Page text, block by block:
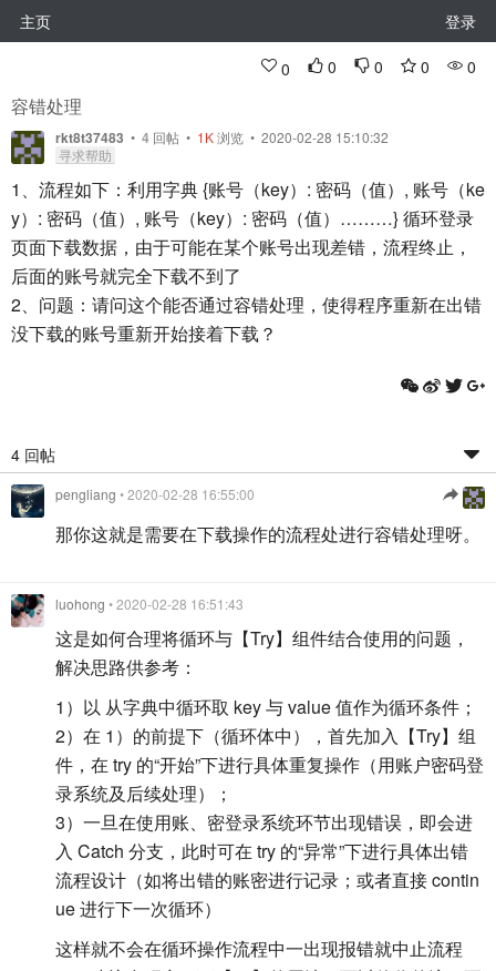
主页 登录
0 0 0 0 0
容错处理
rkt8t37483 • 4 回帖 • 1K浏览 • 2020-02-28 15:10:32
寻求帮助
1、流程如下：利用字典 {账号（key）: 密码（值）, 账号（ke
y）: 密码（值）, 账号（key）: 密码（值）………} 循环登录
页面下载数据，由于可能在某个账号出现差错，流程终止，
后面的账号就完全下载不到了
2、问题：请问这个能否通过容错处理，使得程序重新在出错
没下载的账号重新开始接着下载？
4 回帖
pengliang • 2020-02-28 16:55:00
那你这就是需要在下载操作的流程处进行容错处理呀。
luohong • 2020-02-28 16:51:43
这是如何合理将循环与【Try】组件结合使用的问题，
解决思路供参考：
1）以 从字典中循环取 key 与 value 值作为循环条件；
2）在 1）的前提下（循环体中），首先加入【Try】组
件，在 try 的“开始”下进行具体重复操作（用账户密码登
录系统及后续处理）；
3）一旦在使用账、密登录系统环节出现错误，即会进
入 Catch 分支，此时可在 try 的“异常”下进行具体出错
流程设计（如将出错的账密进行记录；或者直接 contin
ue 进行下一次循环）
这样就不会在循环操作流程中一出现报错就中止流程